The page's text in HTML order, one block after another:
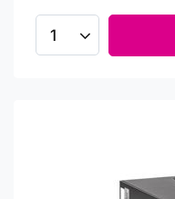
Ilość produktów